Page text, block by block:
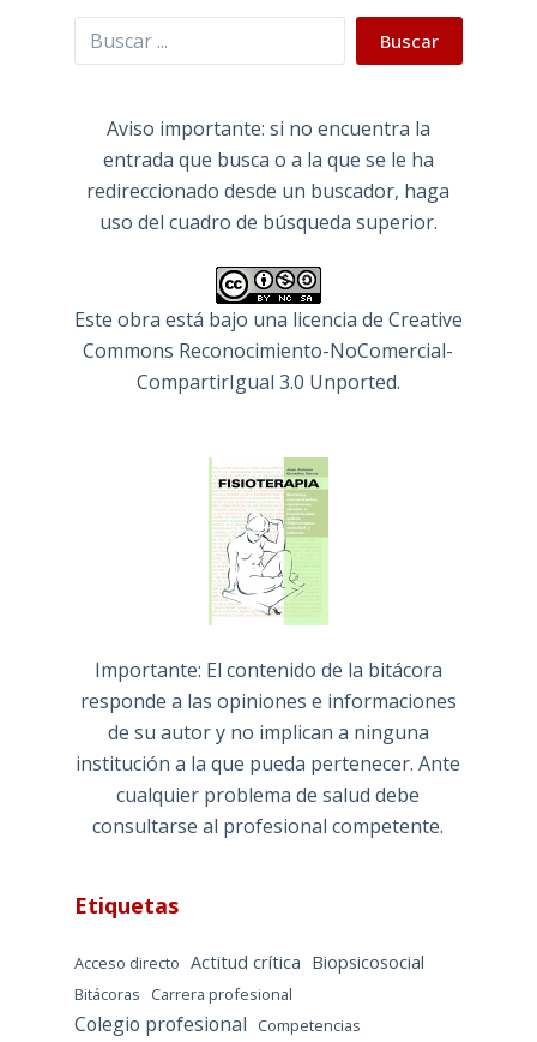
Buscar Buscar
Aviso importante: si no encuentra la
entrada que busca o a la que se le ha
redireccionado desde un buscador, haga
uso del cuadro de búsqueda superior.
Este obra está bajo una licencia de Creative
Commons Reconocimiento-NoComercial-
CompartirIgual 3.0 Unported.
Importante: El contenido de la bitácora
responde a las opiniones e informaciones
de su autor y no implican a ninguna
institución a la que pueda pertenecer. Ante
cualquier problema de salud debe
consultarse al profesional competente.
Etiquetas
Acceso directo Actitud crítica Biopsicosocial
Bitácoras Carrera profesional
Colegio profesional Competencias